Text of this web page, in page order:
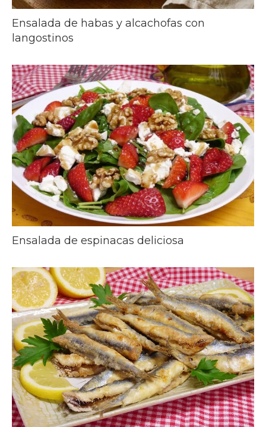
Ensalada de habas y alcachofas con
langostinos
Ensalada de espinacas deliciosa